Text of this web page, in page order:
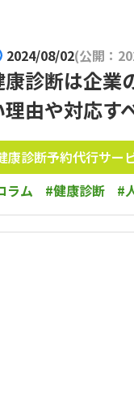
2024/08/02(公開：
康診断は企業
理由や対応す
康診断予約代行サー
ラム
#健康診断 #